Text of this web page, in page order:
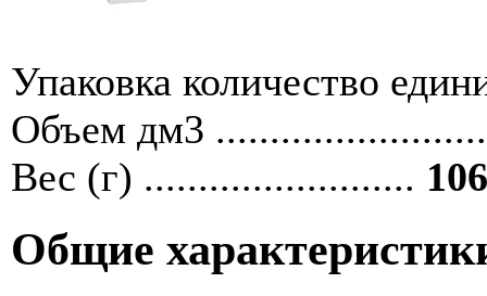
Упаковка количество
Объем дм3
Вес (г) .........................
Общие